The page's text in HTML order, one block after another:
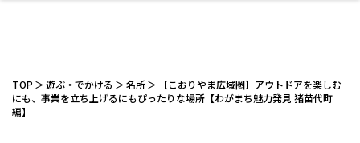
TOP 遊ぶ・でかける 名所
【こおりやま広域圏】アウトドアを楽しむ
にも、事業を立ち上げるにもぴったりな場所【わがまち魅力発見 猪苗代町
編】